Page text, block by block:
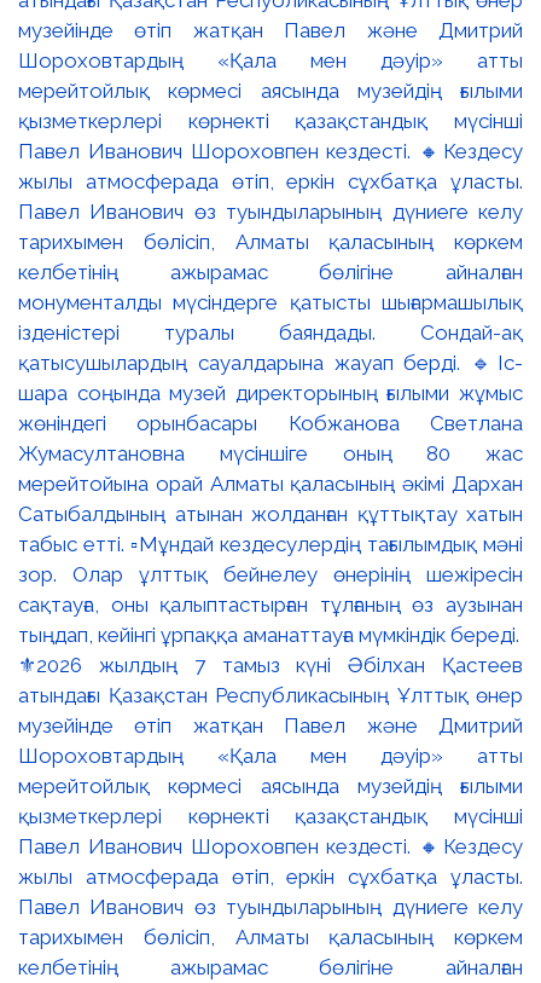
⚜️2026 жылдың 7 тамыз күні Әбілхан Қастеев
атындағы Қазақстан Республикасының Ұлттық өнер
музейінде өтіп жатқан Павел және Дмитрий
Шороховтардың «Қала мен дәуір» атты
мерейтойлық көрмесі аясында музейдің ғылыми
қызметкерлері көрнекті қазақстандық мүсінші
Павел Иванович Шороховпен кездесті. 🔸Кездесу
жылы атмосферада өтіп, еркін сұхбатқа ұласты.
Павел Иванович өз туындыларының дүниеге келу
тарихымен бөлісіп, Алматы қаласының көркем
келбетінің ажырамас бөлігіне айналған